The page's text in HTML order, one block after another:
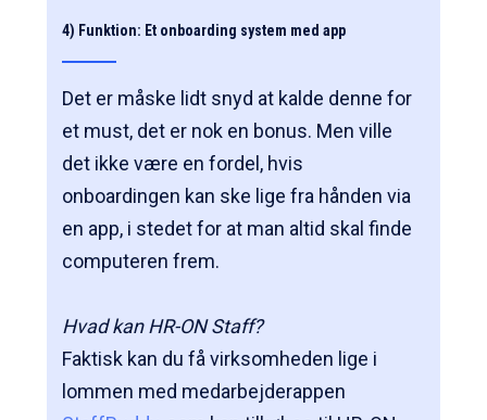
4) Funktion: Et onboarding system med app
Det er måske lidt snyd at kalde denne for
et must, det er nok en bonus. Men ville
det ikke være en fordel, hvis
onboardingen kan ske lige fra hånden via
en app, i stedet for at man altid skal finde
computeren frem.
Hvad kan HR-ON Staff?
Faktisk kan du få virksomheden lige i
lommen med medarbejderappen